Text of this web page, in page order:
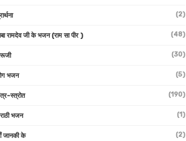
(2)
रामदेव जी के भजन (राम सा पीर ) (48)
(30)
भजन (5)
स्त्रोत (190)
भजन (1)
जानकी के (2)